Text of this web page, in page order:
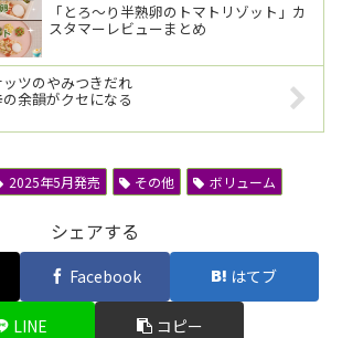
「とろ～り半熟卵のトマトリゾット」カ
スタマーレビューまとめ
ツのやみつきだれ
余韻がクセになる
2025年5月発売 その他 ボリューム
シェアする
Facebook はてブ
LINE コピー